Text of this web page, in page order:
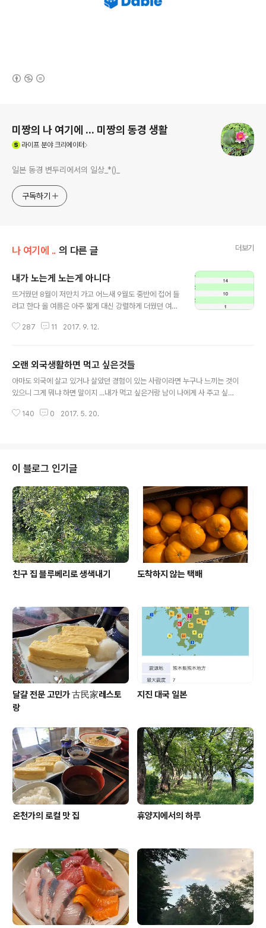
미짱의 나 여기에 ... 미짱의 동경 생활
라이프 분야 크리에이터
일본 동경 변두리에서의 일상_*()_
구독하기
나 여기에 .. 의 다른 글 더보기
내가 노는게 노는게 아니다
뜨거웠던 8월이 저만치 가고 어느새 9월도 중반에 접어 들
려고 한다 올 여름은 아주 짧게 대신 강렬하게 더웠던 여름
추석) 이 있어서 시댁에도 가야 했고 몇년 전 울 집에서 3년
많이 놀긴 했다 8월달 31일중 휴가포함 주 2일휴무에다가
공휴일까지 합치니 이래저래 16일은 쉬고 출근은 달랑 15
일이었다 15일 112시간 근무출근한 날보다 노는 날이 더
많이 논 거 아냐? 헐 ! 이 아저씨보게 마누라 노니까 돈 못
287 11 2017. 9. 12.
오랜 외국생활하면 먹고 싶은것들
아마도 외국에 살고 있거나 살았던 경험이 있는 사람이라면 누구나 느끼는 것이
있으니 그게 뭐냐 하면 말이지 ...내가 먹고 싶은거랑 남이 나에게 사 주고 싶어
들이 있다 그게 뭐냐하면 짜장면 짬뽕 그리고 칼국수 부대찌개 닭갈비 그리고
아쉽다 8일이나 있으면서 왜 못 먹었냐하면 이번 한국 방문은 8일중 오는 날 가
는 날 빼고 6일 그 6일 중 5일을 아빠 따라 다니며 친척들 만나고 사촌들 만나
고 선..
140 0 2017. 5. 20.
이 블로그 인기글
친구 집 블루베리로 생색내기 도착하지 않는 택배
달걀 전문 고민가 古民家레스토
랑
지진 대국 일본
온천가의 로컬 맛 집 휴양지에서의 하루